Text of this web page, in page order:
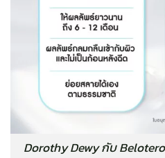
Dorothy Dewy กับ